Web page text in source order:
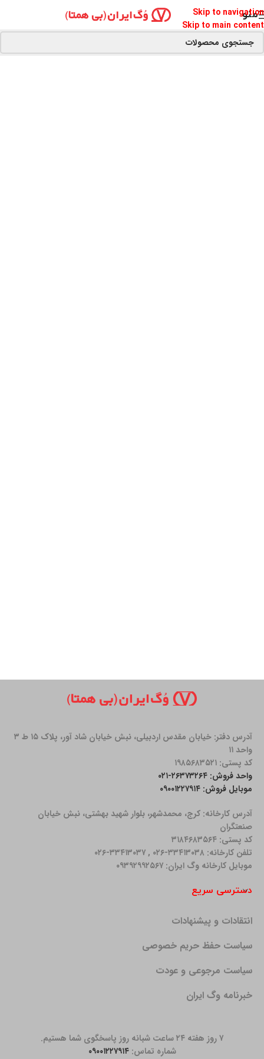
Skip to navigation
Skip to main content
منو
آدرس دفتر: خیابان مقدس اردبیلی، نبش خیابان شاد آور، پلاک ۱۵ ط ۳
واحد ۱۱
کد پستی: ۱۹۸۵۶۸۳۵۲۱
واحد فروش: ۲۶۳۷۳۲۶۴-۰۲۱
موبایل فروش: ۰۹۰۰۱۲۲۷۹۱۴
آدرس کارخانه: كرج، محمدشهر، بلوار شهید بهشتی، نبش خیابان
صنعتگران
کد پستی: ۳۱۸۴۶۸۳۵۶۴
تلفن کارخانه: ۳۳۴۱۳۰۳۸-۰۲۶ , ۳۳۴۱۳۰۳۷-۰۲۶
موبایل کارخانه وگ ایران: ۰۹۳۹۲۹۹۲۵۶۷
دسترسی سریع
انتقادات و پیشنهادات
سیاست حفظ حریم خصوصی
سیاست مرجوعی و عودت
خبرنامه وگ ایران
۷ روز هفته ۲۴ ساعت شبانه روز پاسخگوی شما هستیم.
شماره تماس:۰۹۰۰۱۲۲۷۹۱۴